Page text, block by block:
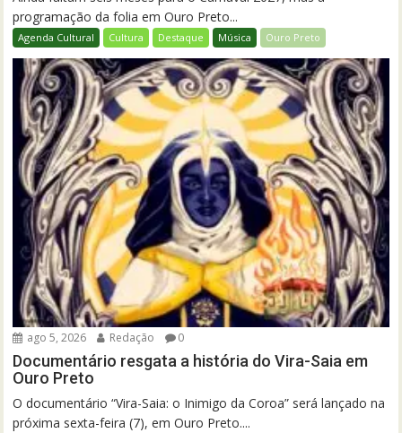
programação da folia em Ouro Preto...
Agenda Cultural Cultura Destaque Música Ouro Preto
ago 5, 2026 Redação 0
Documentário resgata a história do Vira-Saia em
Ouro Preto
O documentário “Vira-Saia: o Inimigo da Coroa” será lançado na
próxima sexta-feira (7), em Ouro Preto....